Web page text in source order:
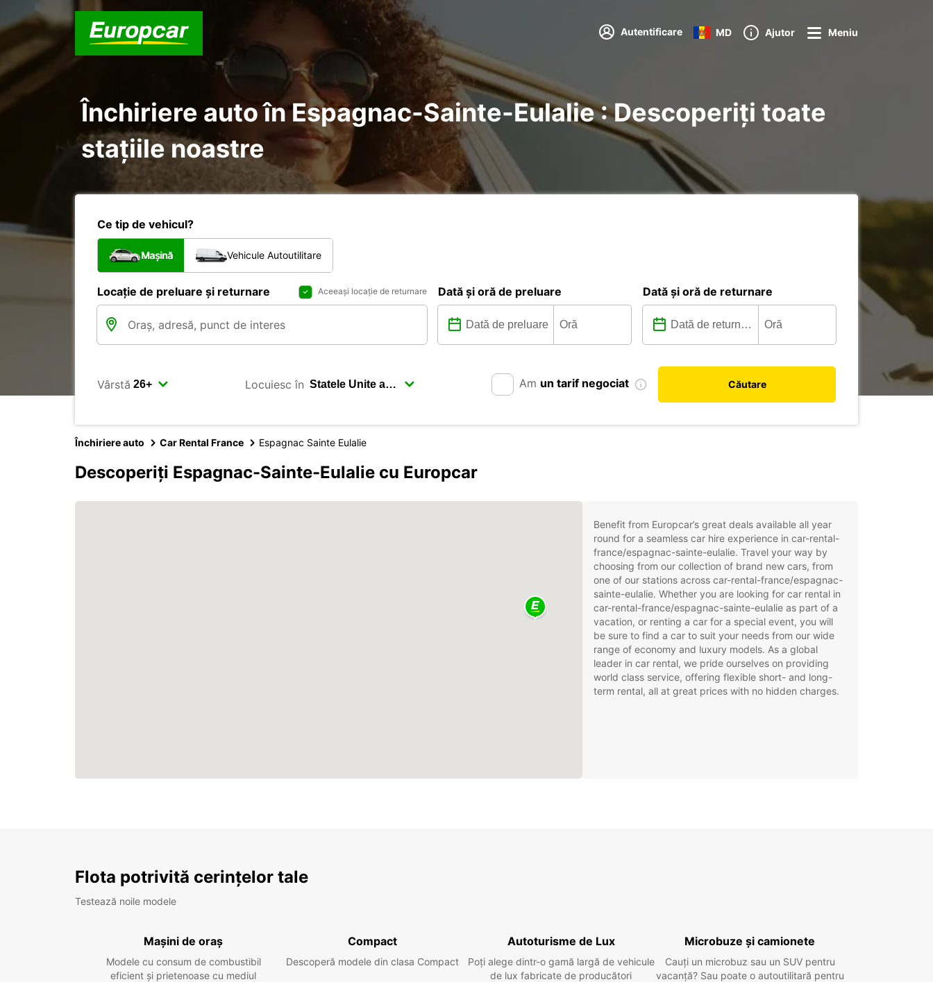
Autentificare MD Ajutor Meniu
Închiriere auto în Espagnac-Sainte-Eulalie : Descoperiți toate
stațiile noastre
Ce tip de vehicul?
Mașină Vehicule Autoutilitare
Locație de preluare și returnare Aceeași locație de returnare Dată și oră de preluare Dată și oră de returnare
Vârstă Locuiesc în Am un tarif negociat Căutare
Închiriere auto Car Rental France Espagnac Sainte Eulalie
Descoperiți Espagnac-Sainte-Eulalie cu Europcar
Benefit from Europcar’s great deals available all year
round for a seamless car hire experience in car-rental-
france/espagnac-sainte-eulalie. Travel your way by
choosing from our collection of brand new cars, from
one of our stations across car-rental-france/espagnac-
sainte-eulalie. Whether you are looking for car rental in
car-rental-france/espagnac-sainte-eulalie as part of a
vacation, or renting a car for a special event, you will
be sure to find a car to suit your needs from our wide
range of economy and luxury models. As a global
leader in car rental, we pride ourselves on providing
world class service, offering flexible short- and long-
term rental, all at great prices with no hidden charges.
Flota potrivită cerințelor tale
Testează noile modele
Mașini de oraș
Modele cu consum de combustibil
eficient și prietenoase cu mediul
Compact
Descoperă modele din clasa Compact
Autoturisme de Lux
Poți alege dintr-o gamă largă de vehicule
de lux fabricate de producători
Microbuze și camionete
Cauți un microbuz sau un SUV pentru
vacanță? Sau poate o autoutilitară pentru